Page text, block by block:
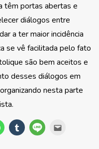
têm portas abertas e
diálogos entre
a ter maior incidência
se vê facilitada pelo fato
são bem aceitos e
desses diálogos em
nesta parte